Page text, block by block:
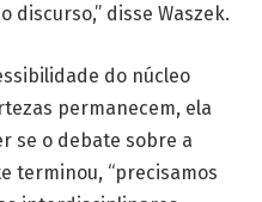
disse Waszek.
do núcleo
permanecem, ela
se o debate sobre a
terminou, “precisamos